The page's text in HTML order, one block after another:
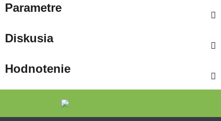
Parametre
Diskusia
Hodnotenie